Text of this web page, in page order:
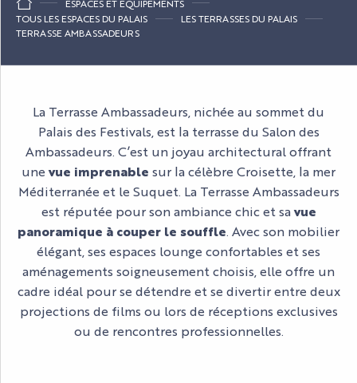
ESPACES ET ÉQUIPEMENTS
TOUS LES ESPACES DU PALAIS
LES TERRASSES DU PALAIS
TERRASSE AMBASSADEURS
La Terrasse Ambassadeurs, nichée au sommet du
Palais des Festivals, est la terrasse du Salon des
Ambassadeurs. C’est un joyau architectural offrant
une vue imprenable sur la célèbre Croisette, la mer
Méditerranée et le Suquet. La Terrasse Ambassadeurs
est réputée pour son ambiance chic et savue
panoramique à couper le souffle. Avec son mobilier
élégant, ses espaces lounge confortables et ses
aménagements soigneusement choisis, elle offre un
cadre idéal pour se détendre et se divertir entre deux
projections de films ou lors de réceptions exclusives
ou de rencontres professionnelles.